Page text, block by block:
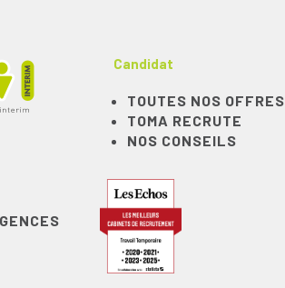
Candidat
TOUTES NOS OFFRES
TOMA RECRUTE
NOS CONSEILS